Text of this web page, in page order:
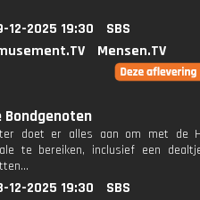
12-2025 19:30
SBS
Mensen.TV
Bondgenoten
doet er alles aan om met de
te bereiken, inclusief een
12-2025 19:30
SBS